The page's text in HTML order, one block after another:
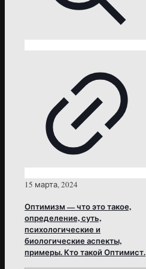
15 марта, 2024
Оптимизм — что это такое,
определение, суть,
психологические и
биологические аспекты,
примеры. Кто такой Оптимист.